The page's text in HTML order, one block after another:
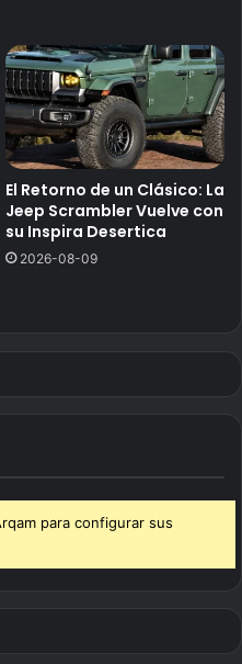
El Retorno de un Clásico: La
Jeep Scrambler Vuelve con
su Inspira Desertica
2026-08-09
para configurar sus